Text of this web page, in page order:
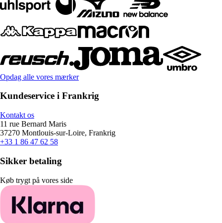
Opdag alle vores mærker
Kundeservice i Frankrig
Kontakt os
11 rue Bernard Maris
37270 Montlouis-sur-Loire, Frankrig
+33 1 86 47 62 58
Sikker betaling
Køb trygt på vores side